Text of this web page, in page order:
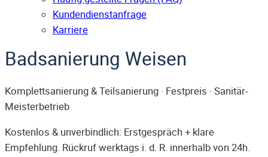
Kunden­dienst­anfrage
Karriere
Badsanierung Weisen
Komplettsanierung & Teilsanierung · Festpreis · Sanitär-
Meisterbetrieb
Kostenlos & unverbindlich: Erstgespräch + klare
Empfehlung. Rückruf werktags i. d. R. innerhalb von 24h.